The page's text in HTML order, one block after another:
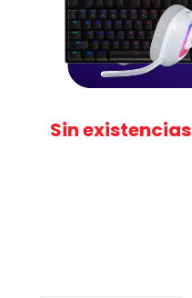
Sin existencias